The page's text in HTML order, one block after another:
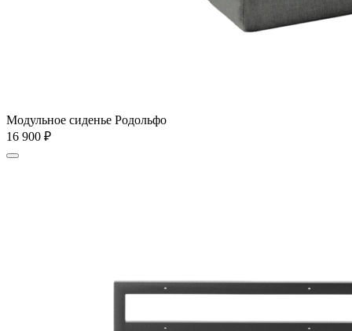
Модульное сиденье Родольфо
16 900 ₽